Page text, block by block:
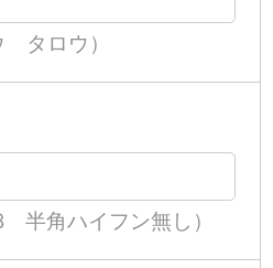
タロウ）
半角ハイフン無し）